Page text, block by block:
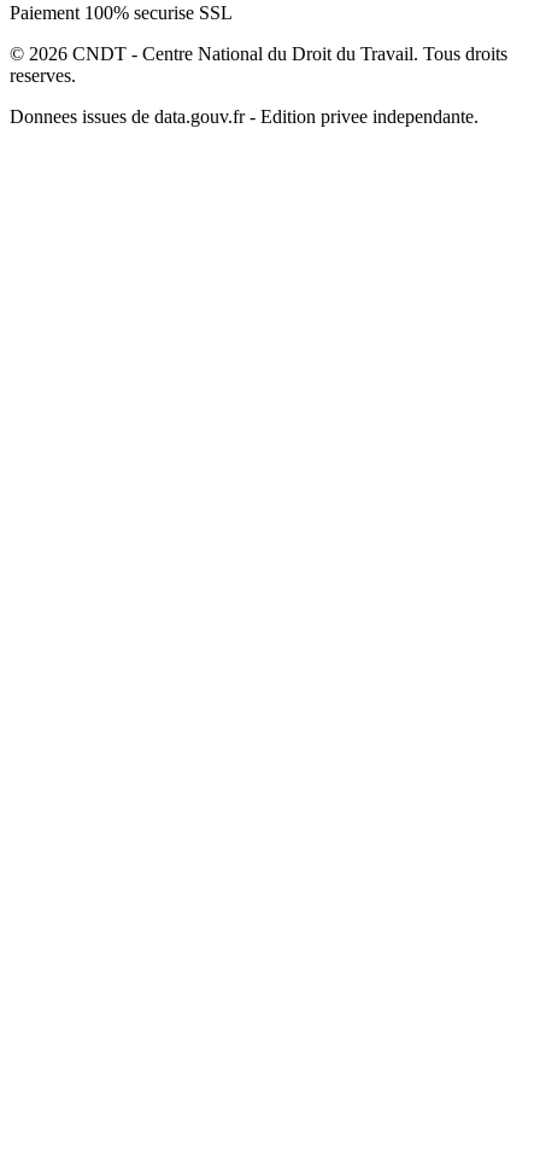
Paiement 100% securise SSL
© 2026 CNDT - Centre National du Droit du Travail. Tous droits
reserves.
Donnees issues de data.gouv.fr - Edition privee independante.